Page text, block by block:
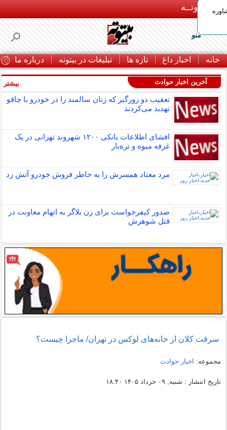
بـیتوتــه
منو
خانه اخبار داغ تازه ها تبلیغات در بیتوته درباره ما
آخرین اخبار حوادث
تعقیب دو زورگیر که زنان سالمند را در خودرو با چاقو
تهدید می‌کردند
افشای اطلاعات بانکی ۱۲۰۰ شهروند تهرانی در یک
غرفه میوه و تره‌بار
مرد معتاد همسرش را به خاطر فروش خودرو آتش زد
صدور کیفرخواست برای زن بلاگر به اتهام معاونت در
قتل شوهرش
بیشتر
سرقت کلان از خانه‌های لوکس در تهران/ ماجرا چیست؟
مجموعه: اخبار حوادث
تاریخ انتشار : شنبه, ۰۹ خرداد ۱۴۰۵ ۱۸:۴۰